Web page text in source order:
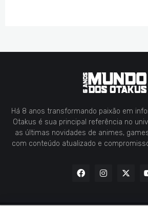
Há 8 anos transformando paixão em
Otakus é sua principal referência no
as últimas novidades de animes,
com conteúdo atualizado e